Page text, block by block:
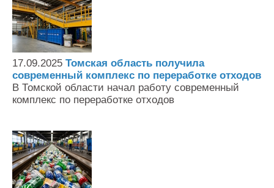
17.09.2025 Томская область получила
современный комплекс по переработке отходов
В Томской области начал работу современный
комплекс по переработке отходов